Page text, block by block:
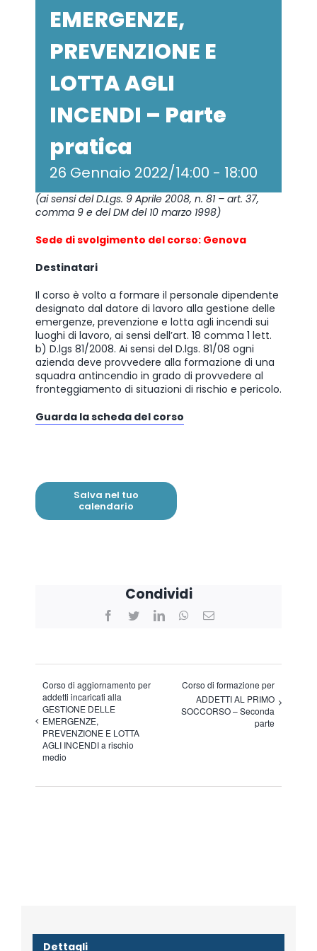
EMERGENZE,
PREVENZIONE E
LOTTA AGLI
INCENDI – Parte
pratica
26 Gennaio 2022/14:00 - 18:00
(ai sensi del D.Lgs. 9 Aprile 2008, n. 81 – art. 37,
comma 9 e del DM del 10 marzo 1998)
Sede di svolgimento del corso: Genova
Destinatari
Il corso è volto a formare il personale dipendente
designato dal datore di lavoro alla gestione delle
emergenze, prevenzione e lotta agli incendi sui
luoghi di lavoro, ai sensi dell’art. 18 comma 1 lett.
b) D.lgs 81/2008. Ai sensi del D.lgs. 81/08 ogni
azienda deve provvedere alla formazione di una
squadra antincendio in grado di provvedere al
fronteggiamento di situazioni di rischio e pericolo.
Guarda la scheda del corso
Salva nel tuo
calendario
Condividi
Facebook
Twitter LinkedInWhatsApp
Corso di aggiornamento per
addetti incaricati alla
GESTIONE DELLE
EMERGENZE,
PREVENZIONE E LOTTA
AGLI INCENDI a rischio
medio
Corso di formazione per
ADDETTI AL PRIMO
SOCCORSO – Seconda
parte
Dettagli